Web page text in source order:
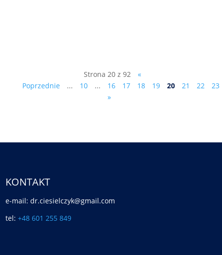
Strona 20 z 92
«
Poprzednie
... 10 ... 16 17 18 19 20 21 22
23
»
KONTAKT
e-mail: dr.ciesielczyk@gmail.com
tel:+48 601 255 849